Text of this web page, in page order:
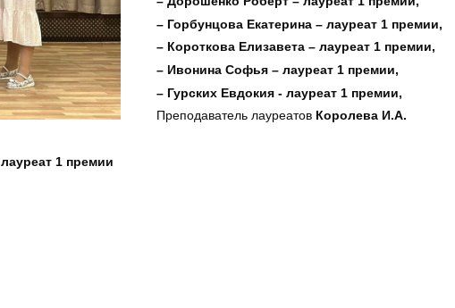
– Горбунцова Екатерина – лауреат 1 премии,
– Короткова Елизавета – лауреат 1 премии,
– Ивонина Софья – лауреат 1 премии,
– Гурских Евдокия - лауреат 1 премии,
Преподаватель лауреатов Королева И.А.
лауреат 1 премии